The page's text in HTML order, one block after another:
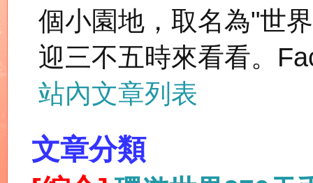
個小園地，取名為"世
迎三不五時來看看。
站內文章列表
文章分類